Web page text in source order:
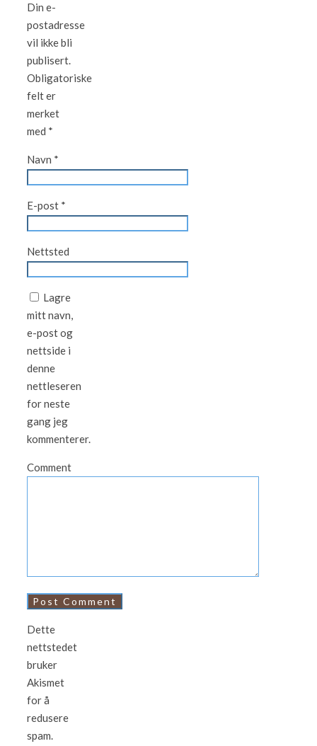
Din e-
postadresse
vil ikke bli
publisert.
Obligatoriske
felt er
merket
med *
Navn *
E-post *
Nettsted
Lagre
mitt navn,
e-post og
nettside i
denne
nettleseren
for neste
gang jeg
kommenterer.
Comment
Dette
nettstedet
bruker
Akismet
for å
redusere
spam.